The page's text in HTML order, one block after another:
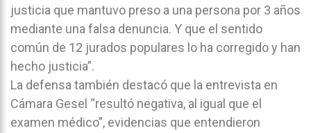
justicia que mantuvo preso a una persona por 3 años
mediante una falsa denuncia. Y que el sentido
común de 12 jurados populares lo ha corregido y han
hecho justicia”.
La defensa también destacó que la entrevista en
Cámara Gesel “resultó negativa, al igual que el
examen médico”, evidencias que entendieron